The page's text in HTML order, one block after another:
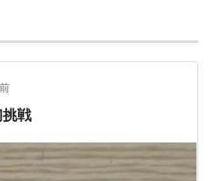
様々な種類のスティックコ
た…
戦